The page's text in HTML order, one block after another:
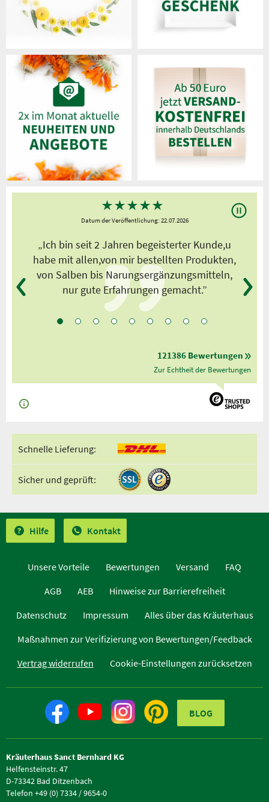
★★★★★
Datum der Veröffentlichung: 22.07.2026
„Ich bin seit 2 Jahren begeisterter Kunde,u
habe mit allen,von mir bestellten Produkten,
von Salben bis Narungsergänzungsmitteln,
nur gute Erfahrungen gemacht.”
121386 Bewertungen
Zur Echtheit der Bewertungen
Schnelle Lieferung:
Sicher und geprüft:
Hilfe Kontakt
Unsere Vorteile Bewertungen Versand
FAQ
AGB
AEB
Hinweise zur Barrierefreiheit
Datenschutz
Impressum
Alles über das Kräuterhaus
Maßnahmen zur Verifizierung von Bewertungen/Feedback
Vertrag widerrufen
Cookie-Einstellungen zurücksetzen
BLOG
Kräuterhaus Sanct Bernhard KG
Helfensteinstr. 47
D-73342 Bad Ditzenbach
Telefon +49 (0) 7334 / 9654-0